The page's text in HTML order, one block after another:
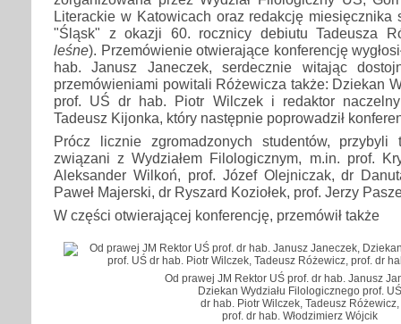
Literackie w Katowicach oraz redakcję miesięcznika
"Śląsk" z okazji 60. rocznicy debiutu Tadeusza
leśne). Przemówienie otwierające konferencję
hab. Janusz Janeczek, serdecznie witając
przemówieniami powitali Różewicza także: Dziekan
prof. UŚ dr hab. Piotr Wilczek i redaktor
Tadeusz Kijonka, który następnie poprowadził
Prócz licznie zgromadzonych studentów, przybyli
związani z Wydziałem Filologicznym, m.in. prof.
Aleksander Wilkoń, prof. Józef Olejniczak, dr
Paweł Majerski, dr Ryszard Koziołek, prof. Jerzy
W części otwierającej konferencję, przemówił także
Od prawej JM Rektor UŚ prof. dr hab. Janusz
Dziekan Wydziału Filologicznego prof. UŚ
dr hab. Piotr Wilczek, Tadeusz Różewicz,
prof. dr hab. Włodzimierz Wójcik